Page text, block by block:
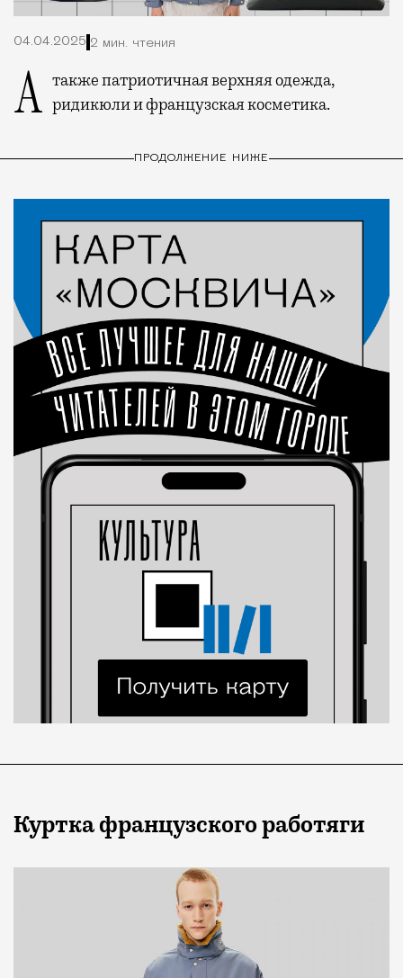
04.04.2025 2 мин. чтения
А также патриотичная верхняя одежда, ридикюли и французская косметика.
ПРОДОЛЖЕНИЕ НИЖЕ
Куртка французского работяги